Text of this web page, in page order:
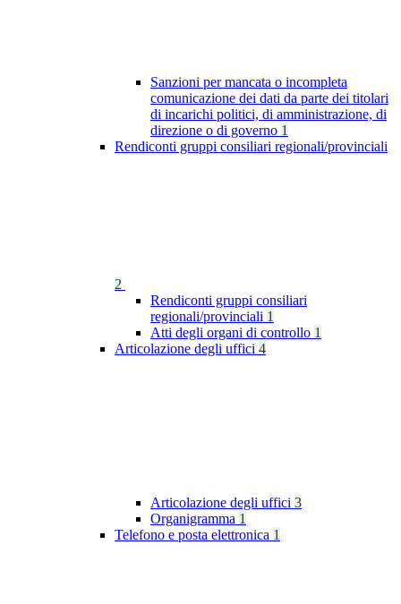
Sanzioni per mancata o incompleta
comunicazione dei dati da parte dei titolari
di incarichi politici, di amministrazione, di
direzione o di governo 1
Rendiconti gruppi consiliari regionali/provinciali
2
Rendiconti gruppi consiliari
regionali/provinciali 1
Atti degli organi di controllo 1
Articolazione degli uffici 4
Articolazione degli uffici 3
Organigramma 1
Telefono e posta elettronica 1